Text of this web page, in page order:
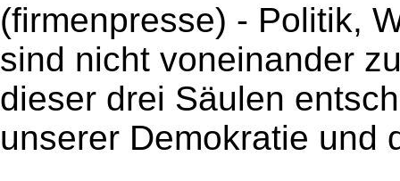
(firmenpresse) - Politik,
sind nicht voneinander
dieser drei Säulen
unserer Demokratie und